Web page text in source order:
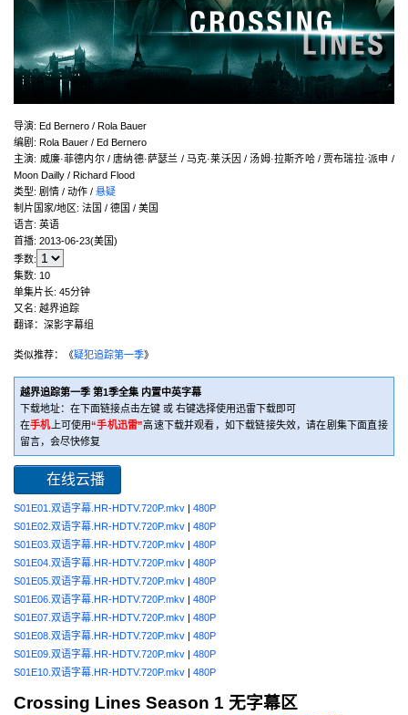
导演: Ed Bernero / Rola Bauer
编剧 : Rola Bauer / Ed Bernero
主演: 威廉·菲德内尔 / 唐纳德·萨瑟兰 / 马克·莱沃因 / 汤姆·拉斯齐哈 / 贾布瑞拉·派申 /
Moon Dailly / Richard Flood
类型: 剧情 / 动作 / 悬疑
制片国家/地区: 法国 / 德国 / 美国
语言: 英语
首播: 2013-06-23(美国)
季数:
集数: 10
单集片长: 45分钟
又名: 越界追踪
翻译：深影字幕组
类似推荐：《疑犯追踪第一季》
越界追踪第一季 第1季全集 内置中英字幕
下载地址：在下面链接点击左键 或 右键选择使用迅雷下载即可
在手机上可使用“手机迅雷”高速下载并观看，如下载链接失效，请在剧集下面直接
留言，会尽快修复
在线云播
S01E01.双语字幕.HR-HDTV.720P.mkv | 480P
S01E02.双语字幕.HR-HDTV.720P.mkv | 480P
S01E03.双语字幕.HR-HDTV.720P.mkv | 480P
S01E04.双语字幕.HR-HDTV.720P.mkv | 480P
S01E05.双语字幕.HR-HDTV.720P.mkv | 480P
S01E06.双语字幕.HR-HDTV.720P.mkv | 480P
S01E07.双语字幕.HR-HDTV.720P.mkv | 480P
S01E08.双语字幕.HR-HDTV.720P.mkv | 480P
S01E09.双语字幕.HR-HDTV.720P.mkv | 480P
S01E10.双语字幕.HR-HDTV.720P.mkv | 480P
Crossing Lines Season 1 无字幕区